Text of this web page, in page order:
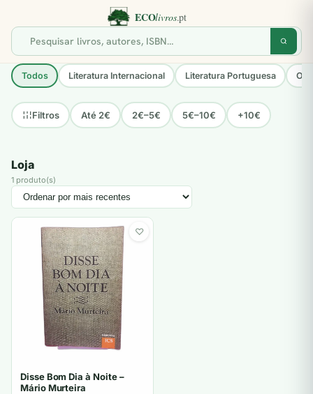
Todos Literatura Internacional Literatura Portuguesa
Filtros Até 2€ 2€–5€ 5€–10€ +10€
Loja
1 produto(s)
♡
Disse Bom Dia à Noite –
Mário Murteira